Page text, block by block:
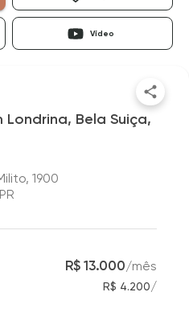
Vídeo
Bela Suiça,
1900
R$ 13.000/mês
R$ 4.200/